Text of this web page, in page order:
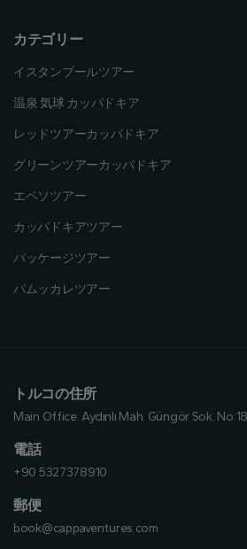
カテゴリー
イスタンブールツアー
温泉 気球 カッパドキア
レッドツアーカッパドキア
グリーンツアーカッパドキア
エペソツアー
カッパドキアツアー
パッケージツアー
パムッカレツアー
トルコの住所
Main Office:Aydınlı Mah. Güngör Sok.
電話
+90 5327378910
郵便
book@cappaventures.com